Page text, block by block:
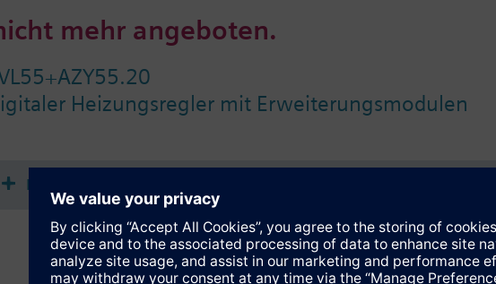
mehr angeboten.
Heizungsregler mit Erweiterungsmodulen
Dokumente